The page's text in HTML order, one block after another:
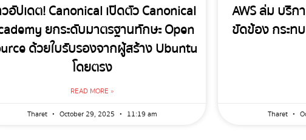
อัปเดต! Canonical เปิดตัว Canonical
ยกระดับมาตรฐานทักษะ Open
ด้วยใบรับรองจากผู้สร้าง Ubuntu
โดยตรง
READ MORE »
Tharet
October 29, 2025 11:19 am
AWS ล่ม บริก
ขัดข้อง กระท
Tharet